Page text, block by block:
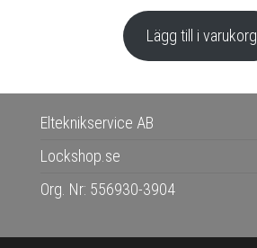
Lägg till i varukorg
Elteknikservice AB
Lockshop.se
Org. Nr: 556930-3904